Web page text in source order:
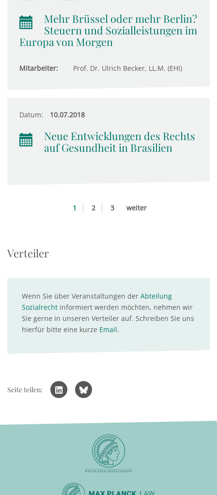
Mehr Brüssel oder mehr Berlin?
Steuern und Sozialleistungen im
Europa von Morgen
Mitarbeiter: Prof. Dr. Ulrich Becker, LL.M. (EHI)
Datum: 10.07.2018
Neue Entwicklungen des Rechts
auf Gesundheit in Brasilien
1 2 3 weiter
Verteiler
Wenn Sie über Veranstaltungen der Abteilung
Sozialrecht informiert werden möchten, nehmen wir
Sie gerne in unseren Verteiler auf. Schreiben Sie uns
hierfür bitte eine kurze Email.
Seite teilen: